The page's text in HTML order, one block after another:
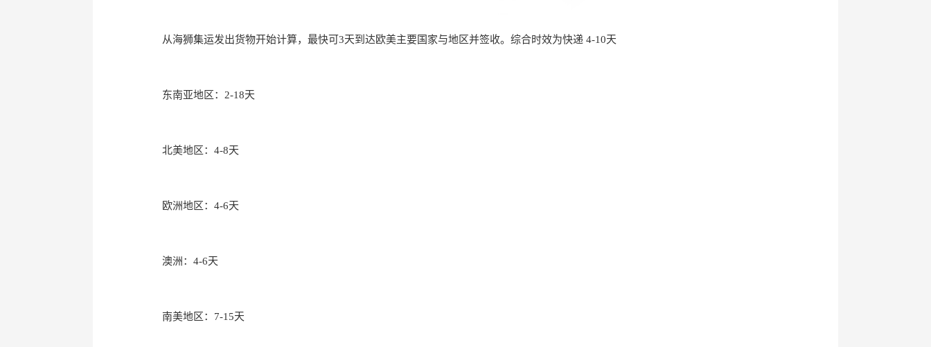
从海狮集运发出货物开始计算，最快可3天到达欧美主要国家与地区并签收。综合时效为快递 4-10天
东南亚地区：2-18天
北美地区：4-8天
欧洲地区：4-6天
澳洲：4-6天
南美地区：7-15天